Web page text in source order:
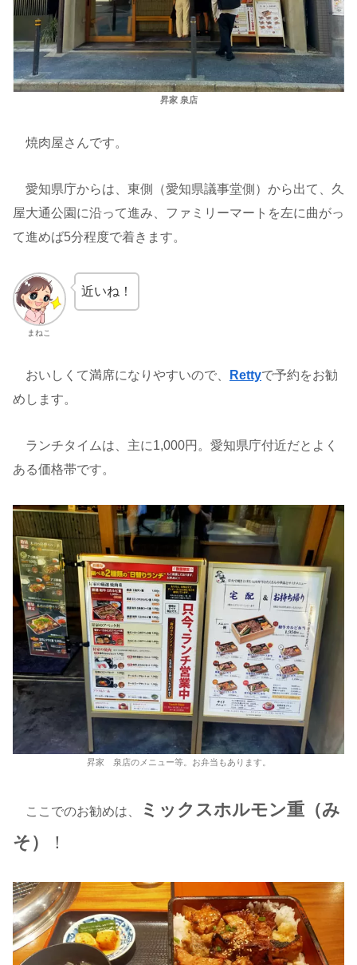
昇家 泉店
焼肉屋さんです。
愛知県庁からは、東側（愛知県議事堂側）から出て、久
屋大通公園に沿って進み、ファミリーマートを左に曲がっ
て進めば5分程度で着きます。
まねこ
近いね！
おいしくて満席になりやすいので、 Rettyで予約をお勧
めします。
ランチタイムは、主に1,000円。愛知県庁付近だとよく
ある価格帯です。
昇家 泉店のメニュー等。お弁当もあります。
ここでのお勧めは、
ミックスホルモン重（み
そ）
！